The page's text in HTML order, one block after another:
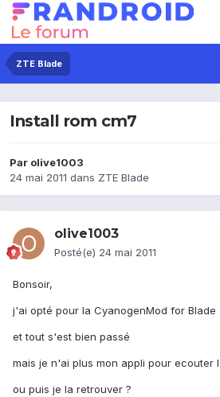
ZTE Blade
Install rom cm7
Par olive1003
24 mai 2011 dans ZTE Blade
olive1003
Posté(e) 24 mai 2011
Bonsoir,
j'ai opté pour la CyanogenMod for Blade
et tout s'est bien passé
mais je n'ai plus mon appli pour ecouter
ou puis je la retrouver ?